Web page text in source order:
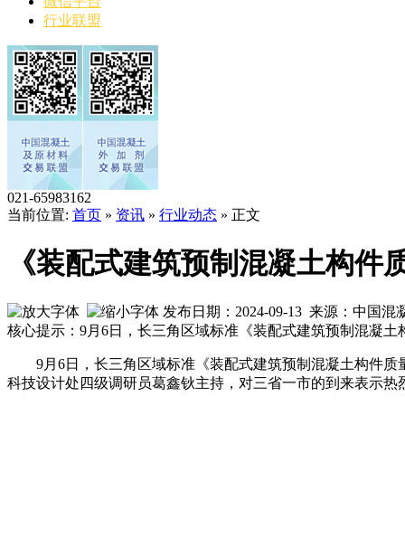
行业联盟
021-65983162
当前位置: 首页 » 资讯 » 行业动态 » 正文
《装配式建筑预制混凝土构
发布日期：2024-09-13 来源：中国
核心提示：9月6日，长三角区域标准《装配式建筑预制混凝
9月6日，长三角区域标准《装配式建筑预制混凝土构件
科技设计处四级调研员葛鑫钬主持，对三省一市的到来表示